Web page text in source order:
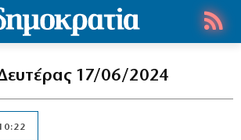
17/06/2024